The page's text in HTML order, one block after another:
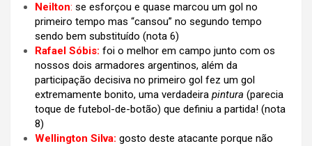
Neilton: se esforçou e quase marcou um gol no
primeiro tempo mas “cansou” no segundo tempo
sendo bem substituído (nota 6)
Rafael Sóbis: foi o melhor em campo junto com os
nossos dois armadores argentinos, além da
participação decisiva no primeiro gol fez um gol
extremamente bonito, uma verdadeira pintura (parecia
toque de futebol-de-botão) que definiu a partida! (nota
8)
Wellington Silva: gosto deste atacante porque não